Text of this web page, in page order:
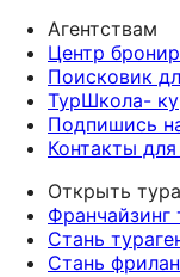
Агентствам
Центр
Поисковик
ТурШкола-
Подпишись
Контакты
Открыть
Франчайзинг
Стань
Стань